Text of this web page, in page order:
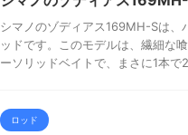
シマノのゾディアス169MH-Sは、
ッドです。このモデルは、繊細な
ーソリッドベイトで、まさに1本で
ロッド